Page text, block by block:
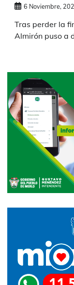
6 Noviembre,
Tras perder la
Almirón puso a